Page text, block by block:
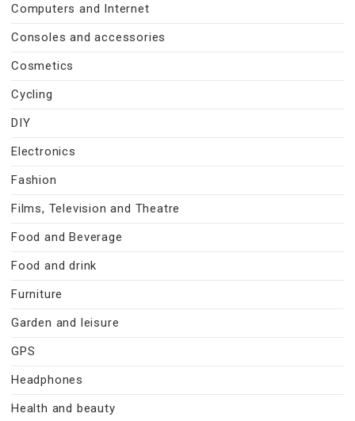
Computers and Internet
Consoles and accessories
Cosmetics
Cycling
DIY
Electronics
Fashion
Films, Television and Theatre
Food and Beverage
Food and drink
Furniture
Garden and leisure
GPS
Headphones
Health and beauty